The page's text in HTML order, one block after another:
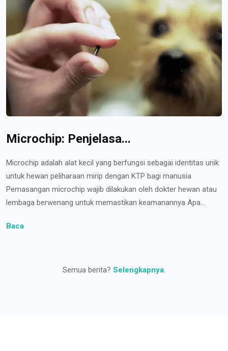
Microchip: Penjelasa...
Microchip adalah alat kecil yang berfungsi sebagai identitas unik
untuk hewan peliharaan mirip dengan KTP bagi manusia
Pemasangan microchip wajib dilakukan oleh dokter hewan atau
lembaga berwenang untuk memastikan keamanannya Apa...
Baca
Semua berita? Selengkapnya.